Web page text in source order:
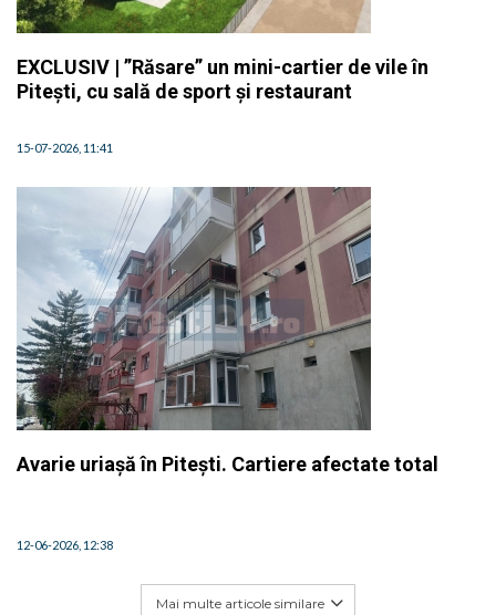
EXCLUSIV | ”Răsare” un mini-cartier de vile în
Pitești, cu sală de sport și restaurant
15-07-2026, 11:41
Avarie uriașă în Pitești. Cartiere afectate total
12-06-2026, 12:38
Mai multe articole similare